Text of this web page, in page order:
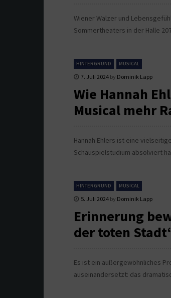
Wiener Walzer und
Sommertheaters in der Halle
HINTERGRUND MUSICAL
7. Juli 2024 by Dominik Lapp
Wie Hannah
Musical mehr
Hannah Ehlers ist eine
Schauspielstudium absolviert
HINTERGRUND MUSICAL
5. Juli 2024 by Dominik Lapp
Erinnerung
der toten
Es ist ein außergewöhnliches
auseinandersetzt: das